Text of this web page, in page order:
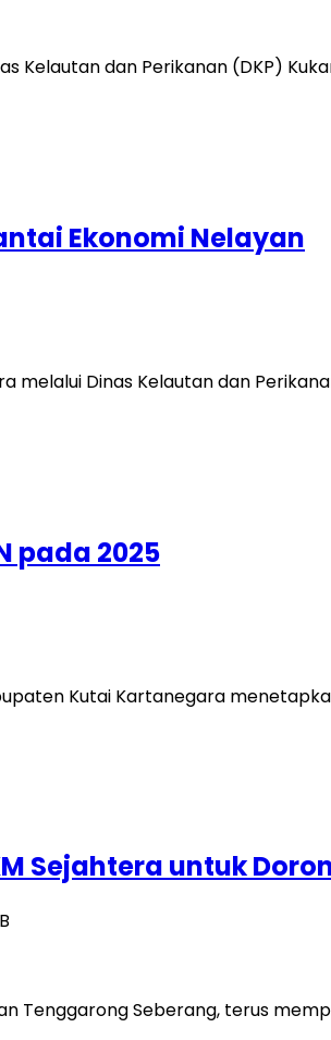
Kelautan dan Perikanan (DKP)
Ekonomi Nelayan
melalui Dinas Kelautan dan
pada 2025
Kutai Kartanegara
Sejahtera untuk
Tenggarong Seberang, terus